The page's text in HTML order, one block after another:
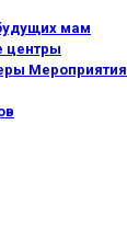
мам
центры
Мероприятия